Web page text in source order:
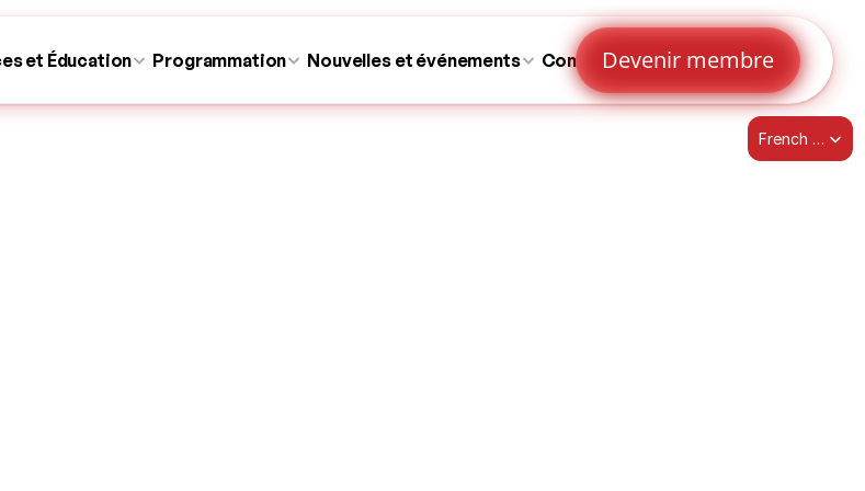
et Éducation Programmation Nouvelles et événements Contactez-nous
Devenir membre
Select Language
French (Canada)